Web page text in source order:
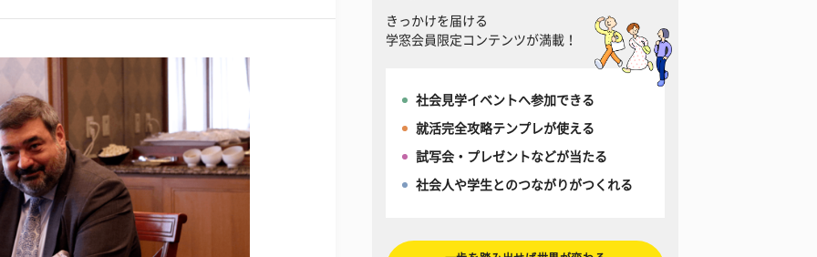
きっかけを届ける
学窓会員限定コンテンツが満載！
社会見学イベントへ参加できる
就活完全攻略テンプレが使える
試写会・プレゼントなどが当たる
社会人や学生とのつながりがつくれる